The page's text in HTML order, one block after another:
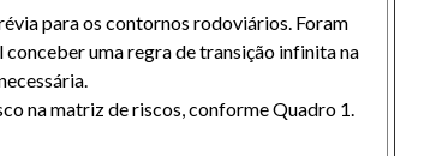
para os contornos rodoviários. Foram
uma regra de transição infinita na
na matriz de riscos, conforme Quadro 1.